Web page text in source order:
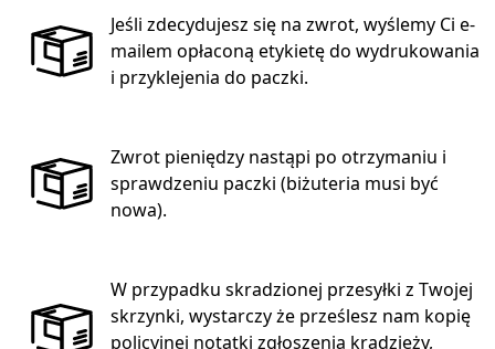
Jeśli zdecydujesz się na zwrot, wyślemy Ci e-
mailem opłaconą etykietę do wydrukowania
i przyklejenia do paczki.
Zwrot pieniędzy nastąpi po otrzymaniu i
sprawdzeniu paczki (biżuteria musi być
nowa).
W przypadku skradzionej przesyłki z Twojej
skrzynki, wystarczy że prześlesz nam kopię
policyjnej notatki zgłoszenia kradzieży,